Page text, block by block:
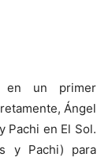
en un primer
Ángel
Pachi en El Sol.
y Pachi) para